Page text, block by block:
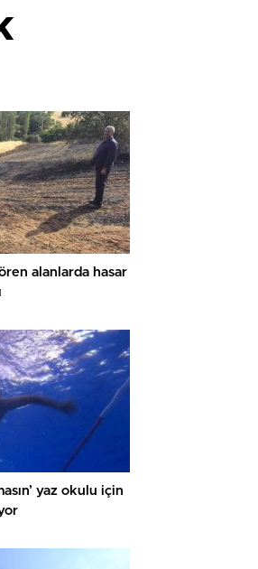
alanlarda hasar
yaz okulu için